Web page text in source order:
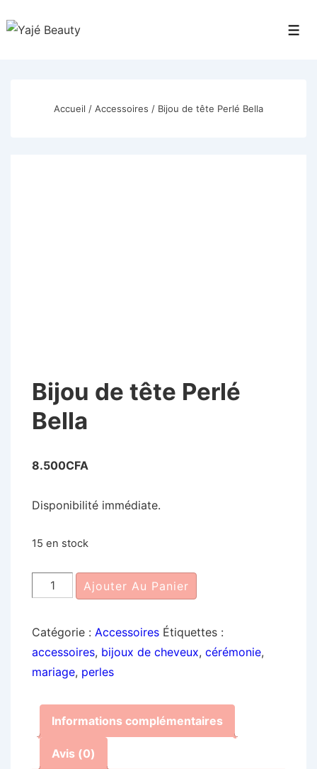
passer
Accueil / Accessoires / Bijou de tête Perlé Bella
Bijou de tête Perlé
Bella
8.500CFA
Disponibilité immédiate.
15 en stock
quantité
de
de
tête
Perlé
Bella
Ajouter Au Panier
Catégorie : Accessoires Étiquettes :
accessoires, bijoux de cheveux, cérémonie,
mariage, perles
Informations complémentaires
Avis (0)